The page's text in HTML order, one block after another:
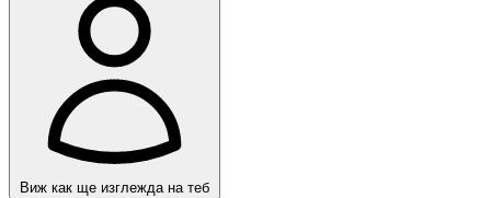
Виж как ще изглежда на теб